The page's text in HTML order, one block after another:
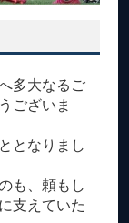
多大なるご
ございま
となりまし
も、頼もし
支えていた